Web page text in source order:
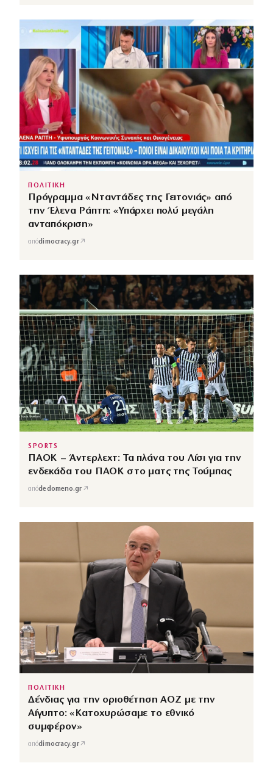
ΠΟΛΙΤΙΚΗ
Πρόγραμμα «Νταντάδες της Γειτονιάς» από
την Έλενα Ράπτη: «Υπάρχει πολύ μεγάλη
ανταπόκριση»
απόdimocracy.gr↗
SPORTS
ΠΑΟΚ – Άντερλεχτ: Τα πλάνα του Λίσι για την
ενδεκάδα του ΠΑΟΚ στο ματς της Τούμπας
απόdedomeno.gr ↗
ΠΟΛΙΤΙΚΗ
Δένδιας για την οριοθέτηση ΑΟΖ με την
Αίγυπτο: «Κατοχυρώσαμε το εθνικό
συμφέρον»
απόdimocracy.gr↗